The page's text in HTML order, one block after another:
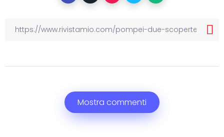
Mostra commenti